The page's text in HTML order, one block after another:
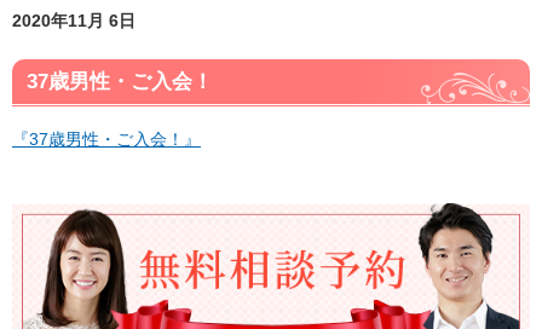
2020年11月 6日
37歳男性・ご入会！
『37歳男性・ご入会！』